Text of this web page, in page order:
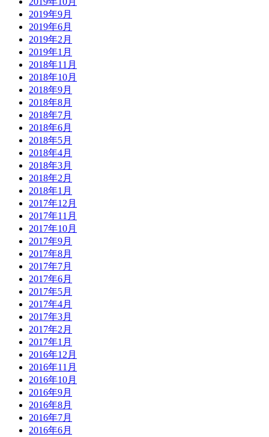
2019年9月
2019年6月
2019年2月
2019年1月
2018年11月
2018年10月
2018年9月
2018年8月
2018年7月
2018年6月
2018年5月
2018年4月
2018年3月
2018年2月
2018年1月
2017年12月
2017年11月
2017年10月
2017年9月
2017年8月
2017年7月
2017年6月
2017年5月
2017年4月
2017年3月
2017年2月
2017年1月
2016年12月
2016年11月
2016年10月
2016年9月
2016年8月
2016年7月
2016年6月